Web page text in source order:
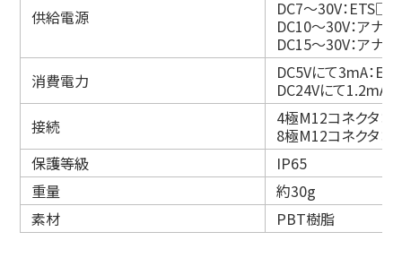
供給電源
DC7～30V：
DC10～30V：アナ
DC15～30V：アナ
消費電力
DC5Vにて3mA：
DC24Vにて1.2mA
接続
4極M12コネクタ
8極M12コネクタ：
保護等級
IP65
重量
約30g
素材
PBT樹脂